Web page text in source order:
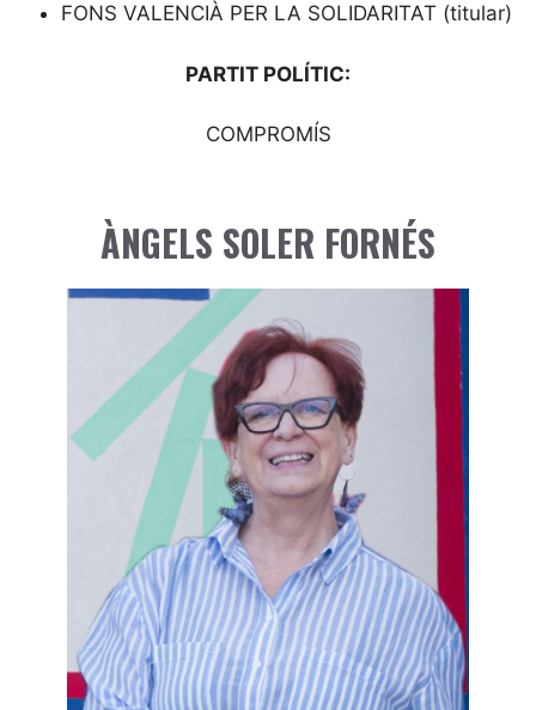
FONS VALENCIÀ PER LA SOLIDARITAT (titular)
PARTIT POLÍTIC:
COMPROMÍS
ÀNGELS SOLER FORNÉS